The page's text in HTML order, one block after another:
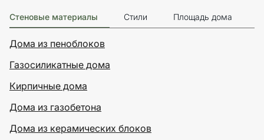
Стеновые материалы Стили Площадь дома
Дома из пеноблоков
Газосиликатные дома
Кирпичные дома
Дома из газобетона
Дома из керамических блоков